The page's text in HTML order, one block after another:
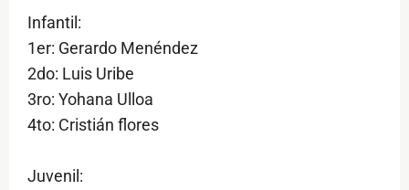
Infantil:
1er: Gerardo Menéndez
2do: Luis Uribe
3ro: Yohana Ulloa
4to: Cristián flores
Juvenil: